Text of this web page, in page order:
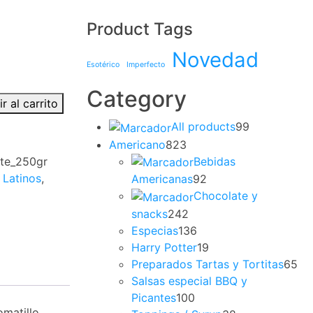
al carrito
,
Product Tags
Esotérico Imperfecto Novedad
Category
All products99
Americano823
productos
Bebidas
Americanas92
productos
Chocolate y
snacks242
productos
Especias136
productos
Harry Potter19
productos
Preparados Tartas y Tortitas65
Salsas especial BBQ y
Picantes100